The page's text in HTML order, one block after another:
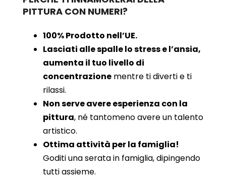
PITTURA CON NUMERI?
100% Prodotto nell’UE.
Lasciati alle spalle lo stress e l’ansia,
aumenta il tuo livello di
concentrazione mentre ti diverti e ti
rilassi.
Non serve avere esperienza con la
pittura, né tantomeno avere un talento
artistico.
Ottima attività per la famiglia!
Goditi una serata in famiglia, dipingendo
tutti assieme.